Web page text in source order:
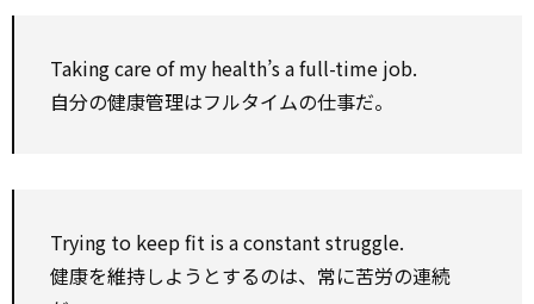
Taking care of my health’s a full-time job.
自分の健康管理はフルタイムの仕事だ。
Trying to keep fit is a constant struggle.
健康を維持しようとするのは、常に苦労の連続